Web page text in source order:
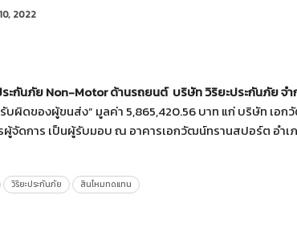
2022
ะกันภัยNon-Motor ด้านรถยนต์ บริษัท วิริยะประกันภัย จ
บผิดของผู้ขนส่ง” มูลค่า 5,865,420.56 บาท แก่ บริษัท เอ
ผู้จัดการ เป็นผู้รับมอบ ณ อาคารเอกวัฒน์ทรานสปอร์ต อำเ
วิริยะประกันภัย สินไหมทดแทน